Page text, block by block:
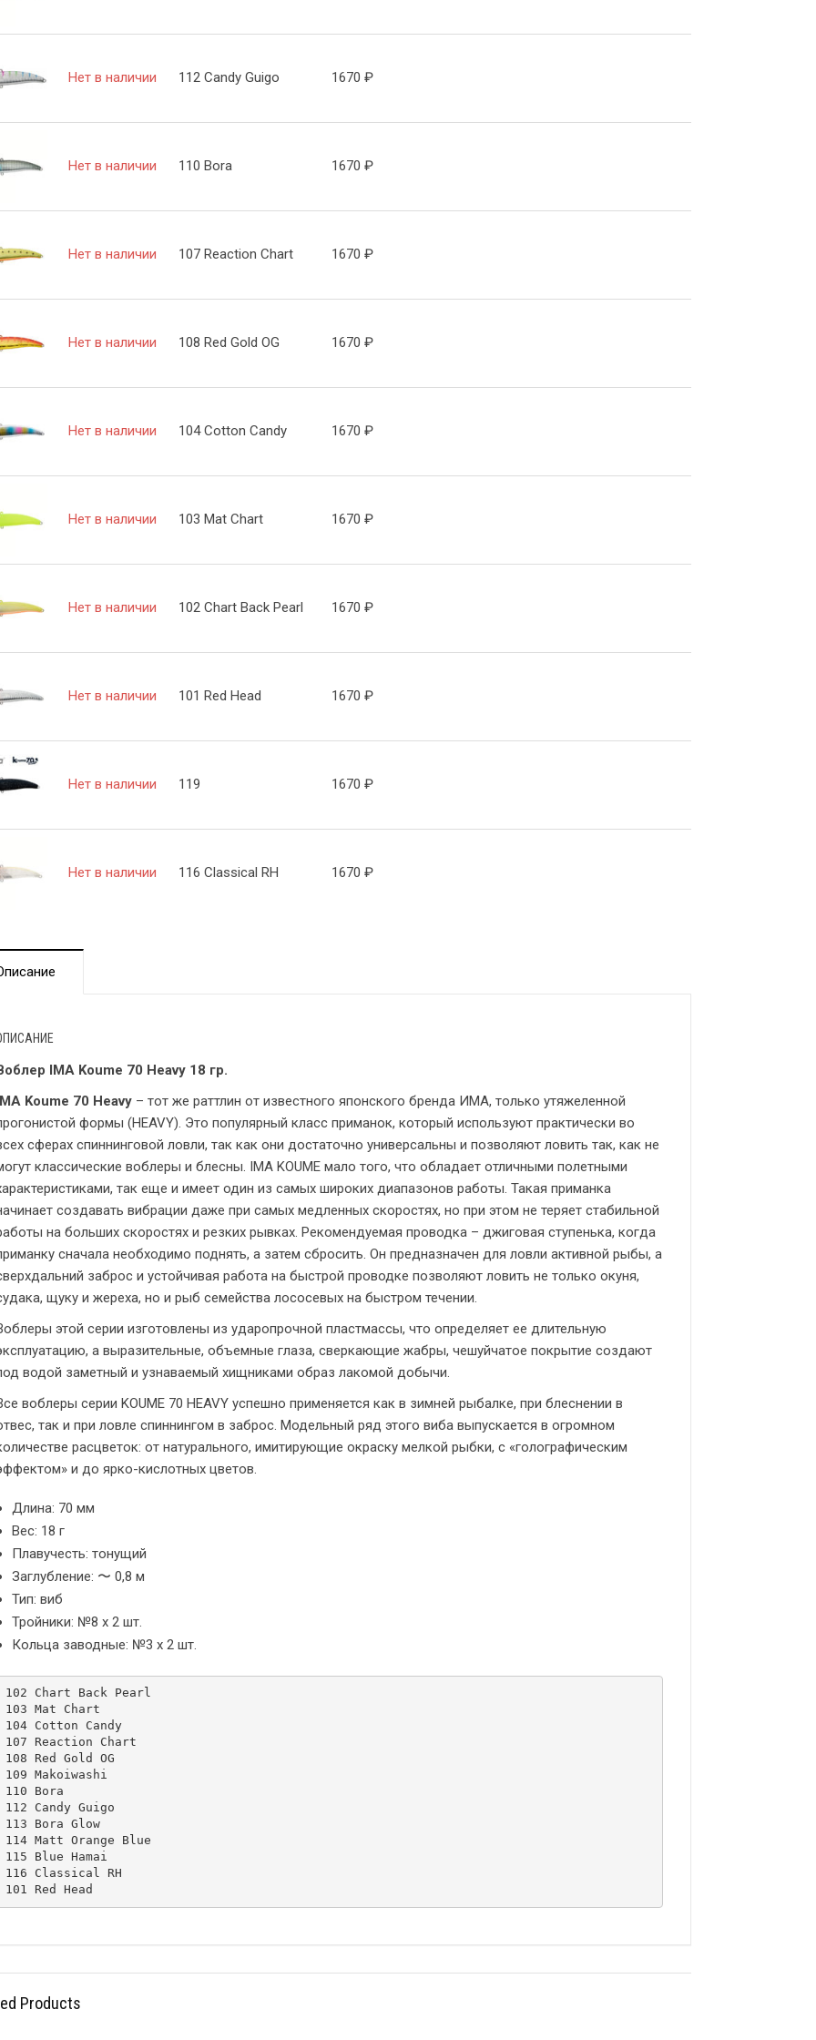
Нет в наличии 112 Candy Guigo 1670 ₽
Нет в наличии 110 Bora 1670 ₽
Нет в наличии 107 Reaction Chart 1670 ₽
Нет в наличии 108 Red Gold OG 1670 ₽
Нет в наличии 104 Cotton Candy 1670 ₽
Нет в наличии 103 Mat Chart 1670 ₽
Нет в наличии 102 Chart Back Pearl 1670 ₽
Нет в наличии 101 Red Head 1670 ₽
Нет в наличии 119 1670 ₽
Нет в наличии 116 Classical RH 1670 ₽
IMA Koume 70 Heavy 18 гр.
Koume 70 Heavy – тот же раттлин от известного японского бренда ИМА, только утяжеленной
формы (HEAVY). Это популярный класс приманок, который используют практически во
сферах спиннинговой ловли, так как они достаточно универсальны и позволяют ловить так, как не
классические воблеры и блесны. IMA KOUME мало того, что обладает отличными полетными
так еще и имеет один из самых широких диапазонов работы. Такая приманка
создавать вибрации даже при самых медленных скоростях, но при этом не теряет стабильной
на больших скоростях и резких рывках. Рекомендуемая проводка – джиговая ступенька, когда
сначала необходимо поднять, а затем сбросить. Он предназначен для ловли активной рыбы, а
заброс и устойчивая работа на быстрой проводке позволяют ловить не только окуня,
щуку и жереха, но и рыб семейства лососевых на быстром течении.
этой серии изготовлены из ударопрочной пластмассы, что определяет ее длительную
а выразительные, объемные глаза, сверкающие жабры, чешуйчатое покрытие создают
водой заметный и узнаваемый хищниками образ лакомой добычи.
воблеры серии KOUME 70 HEAVY успешно применяется как в зимней рыбалке, при блеснении в
так и при ловле спиннингом в заброс. Модельный ряд этого виба выпускается в огромном
расцветок: от натурального, имитирующие окраску мелкой рыбки, с «голографическим
и до ярко-кислотных цветов.
Длина: 70 мм
Вес: 18 г
Плавучесть: тонущий
Заглубление: 〜 0,8 м
Тип: виб
Тройники: №8 х 2 шт.
Кольца заводные: №3 х 2 шт.
102 Chart Back Pearl
103 Mat Chart
104 Cotton Candy
107 Reaction Chart
108 Red Gold OG
109 Makoiwashi
110 Bora
112 Candy Guigo
113 Bora Glow
114 Matt Orange Blue
115 Blue Hamai
116 Classical RH
101 Red Head
Products